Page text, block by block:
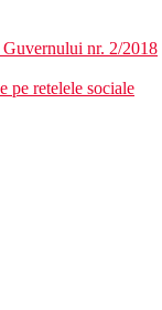
nr. 2/2018
pe retelele sociale